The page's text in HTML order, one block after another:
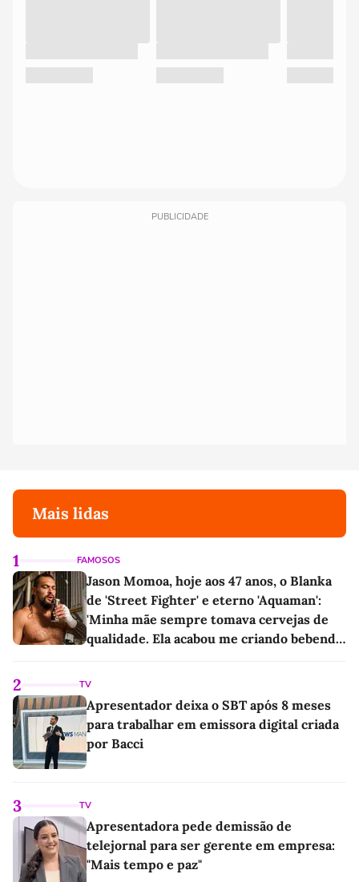
PUBLICIDADE
Mais lidas
1 FAMOSOS
Jason Momoa, hoje aos 47 anos, o Blanka
de 'Street Fighter' e eterno 'Aquaman':
'Minha mãe sempre tomava cervejas de
qualidade. Ela acabou me criando bebendo
2 TV
Apresentador deixa o SBT após 8 meses
para trabalhar em emissora digital criada
por Bacci
3 TV
Apresentadora pede demissão de
telejornal para ser gerente em empresa:
"Mais tempo e paz"